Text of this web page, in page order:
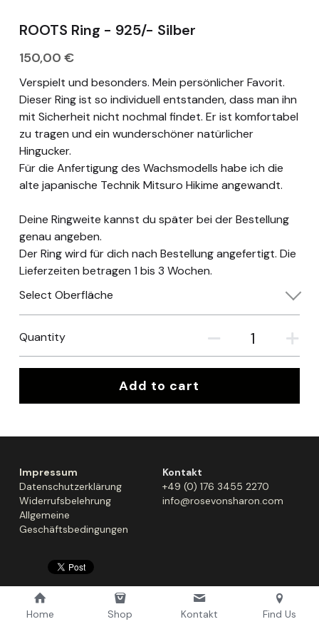
Deutsch
ROOTS Ring - 925/- Silber
150,00 €
Verspielt und besonders. Mein persönlicher Favorit.
Dieser Ring ist so individuell entstanden, dass man ihn
mit Sicherheit nicht nochmal findet. Er ist komfortabel
zu tragen und ein wunderschöner natürlicher
Hingucker.
Für die Anfertigung des Wachsmodells habe ich die
alte japanische Technik Mitsuro Hikime angewandt.
Deine Ringweite kannst du später bei der Bestellung
genau angeben.
Der Ring wird für dich nach Bestellung angefertigt. Die
Lieferzeiten betragen 1 bis 3 Wochen.
Select Oberfläche
Quantity
Add to cart
Impressum
Datenschutzerklärung
Widerrufsbelehrung
Allgemeine
Geschäftsbedingungen
Kontakt
+49 (0) 176 3455 2270
info@rosevonsharon.com
Home Shop Kontakt Find Us